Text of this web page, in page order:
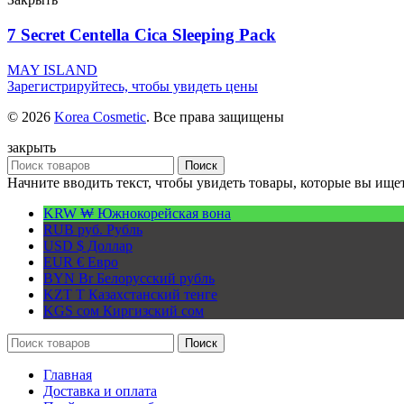
7 Secret Centella Cica Sleeping Pack
MAY ISLAND
Зарегистрируйтесь, чтобы увидеть цены
© 2026 Korea Cosmetic. Все права защищены
закрыть
Поиск
Начните вводить текст, чтобы увидеть товары, которые вы
KRW ₩ Южнокорейская вона
RUB руб. Рубль
USD $ Доллар
EUR € Евро
BYN BrБелорусский рубль
KZT T Казахстанский тенге
KGS сом Киргизский сом
Поиск
Главная
Доставка и оплата